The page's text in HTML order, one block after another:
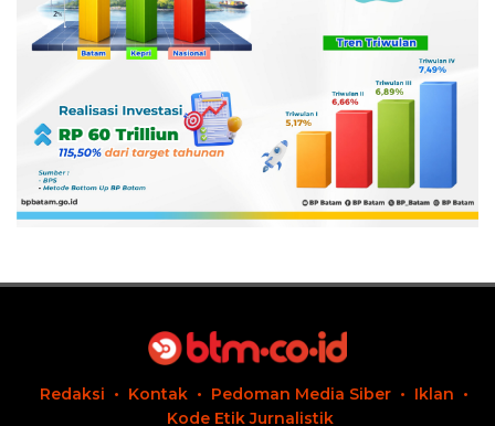
Redaksi Kontak Pedoman Media Siber
Iklan
Kode Etik Jurnalistik